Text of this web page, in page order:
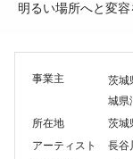
明るい場所へと変容
事業主 茨城
城県
所在地
茨城
アーティスト
長谷